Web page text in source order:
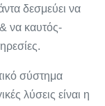
δεσμεύει να
να καυτός-
σύστημα
λύσεις είναι η